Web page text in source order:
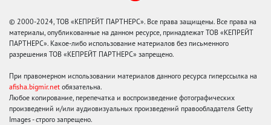
© 2000-2024, ТОВ «КЕПРЕЙТ ПАРТНЕРС». Все права защищены. Все права на
материалы, опубликованные на данном ресурсе, принадлежат ТОВ «КЕПРЕЙТ
ПАРТНЕРС». Какое-либо использование материалов без письменного
разрешения ТОВ «КЕПРЕЙТ ПАРТНЕРС» запрещено.
При правомерном использовании материалов данного ресурса гиперссылка на
afisha.bigmir.net обязательна.
Любое копирование, перепечатка и воспроизведение фотографических
произведений и/или аудиовизуальных произведений правообладателя Getty
Images - строго запрещено.